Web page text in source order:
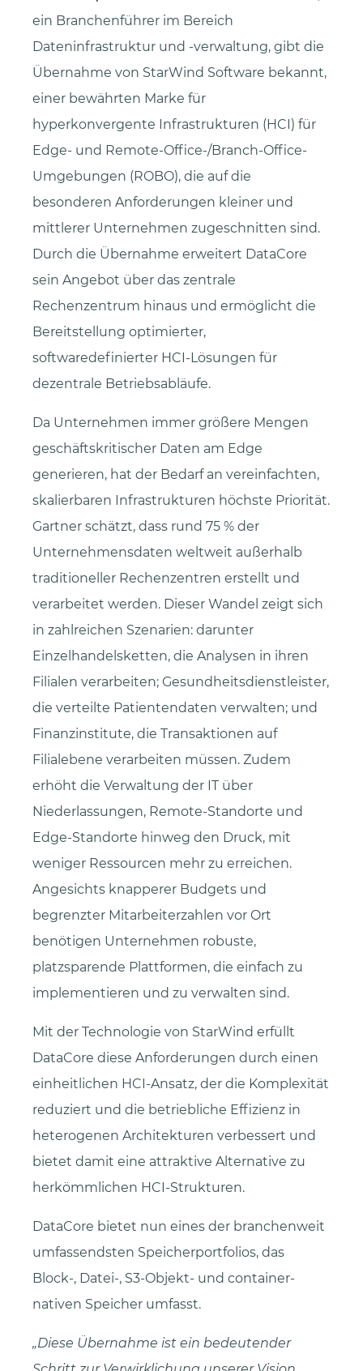
ein Branchenführer im Bereich
Dateninfrastruktur und -verwaltung, gibt die
Übernahme von StarWind Software bekannt,
einer bewährten Marke für
hyperkonvergente Infrastrukturen (HCI) für
Edge- und Remote-Office-/Branch-Office-
Umgebungen (ROBO), die auf die
besonderen Anforderungen kleiner und
mittlerer Unternehmen zugeschnitten sind.
Durch die Übernahme erweitert DataCore
sein Angebot über das zentrale
Rechenzentrum hinaus und ermöglicht die
Bereitstellung optimierter,
softwaredefinierter HCI-Lösungen für
dezentrale Betriebsabläufe.
Da Unternehmen immer größere Mengen
geschäftskritischer Daten am Edge
generieren, hat der Bedarf an vereinfachten,
skalierbaren Infrastrukturen höchste Priorität.
Gartner schätzt, dass rund 75 % der
Unternehmensdaten weltweit außerhalb
traditioneller Rechenzentren erstellt und
verarbeitet werden. Dieser Wandel zeigt sich
in zahlreichen Szenarien: darunter
Einzelhandelsketten, die Analysen in ihren
Filialen verarbeiten; Gesundheitsdienstleister,
die verteilte Patientendaten verwalten; und
Finanzinstitute, die Transaktionen auf
Filialebene verarbeiten müssen. Zudem
erhöht die Verwaltung der IT über
Niederlassungen, Remote-Standorte und
Edge-Standorte hinweg den Druck, mit
weniger Ressourcen mehr zu erreichen.
Angesichts knapperer Budgets und
begrenzter Mitarbeiterzahlen vor Ort
benötigen Unternehmen robuste,
platzsparende Plattformen, die einfach zu
implementieren und zu verwalten sind.
Mit der Technologie von StarWind erfüllt
DataCore diese Anforderungen durch einen
einheitlichen HCI-Ansatz, der die Komplexität
reduziert und die betriebliche Effizienz in
heterogenen Architekturen verbessert und
bietet damit eine attraktive Alternative zu
herkömmlichen HCI-Strukturen.
DataCore bietet nun eines der branchenweit
umfassendsten Speicherportfolios, das
Block-, Datei-, S3-Objekt- und container-
nativen Speicher umfasst.
Diese Übernahme ist ein bedeutender